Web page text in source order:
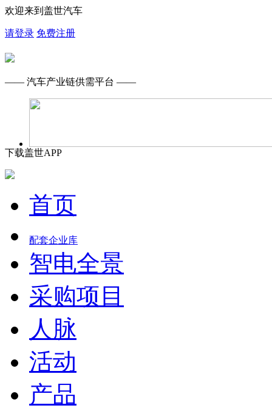
欢迎来到盖世汽车
请登录 免费注册
—— 汽车产业链供需平台 ——
下载盖世APP
首页
配套企业库
智电全景
采购项目
人脉
活动
产品